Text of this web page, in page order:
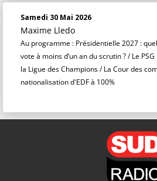
Samedi 30 Mai 2026
Maxime Lledo
Au programme : Présidentielle 2027 :
vote à moins d’un an du scrutin ? / Le
la Ligue des Champions / La Cour des
nationalisation d'EDF à 100%